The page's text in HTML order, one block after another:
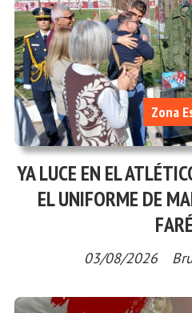
YA LUCE EN EL
EL UNIFORME DE
Zona
03/08/2026